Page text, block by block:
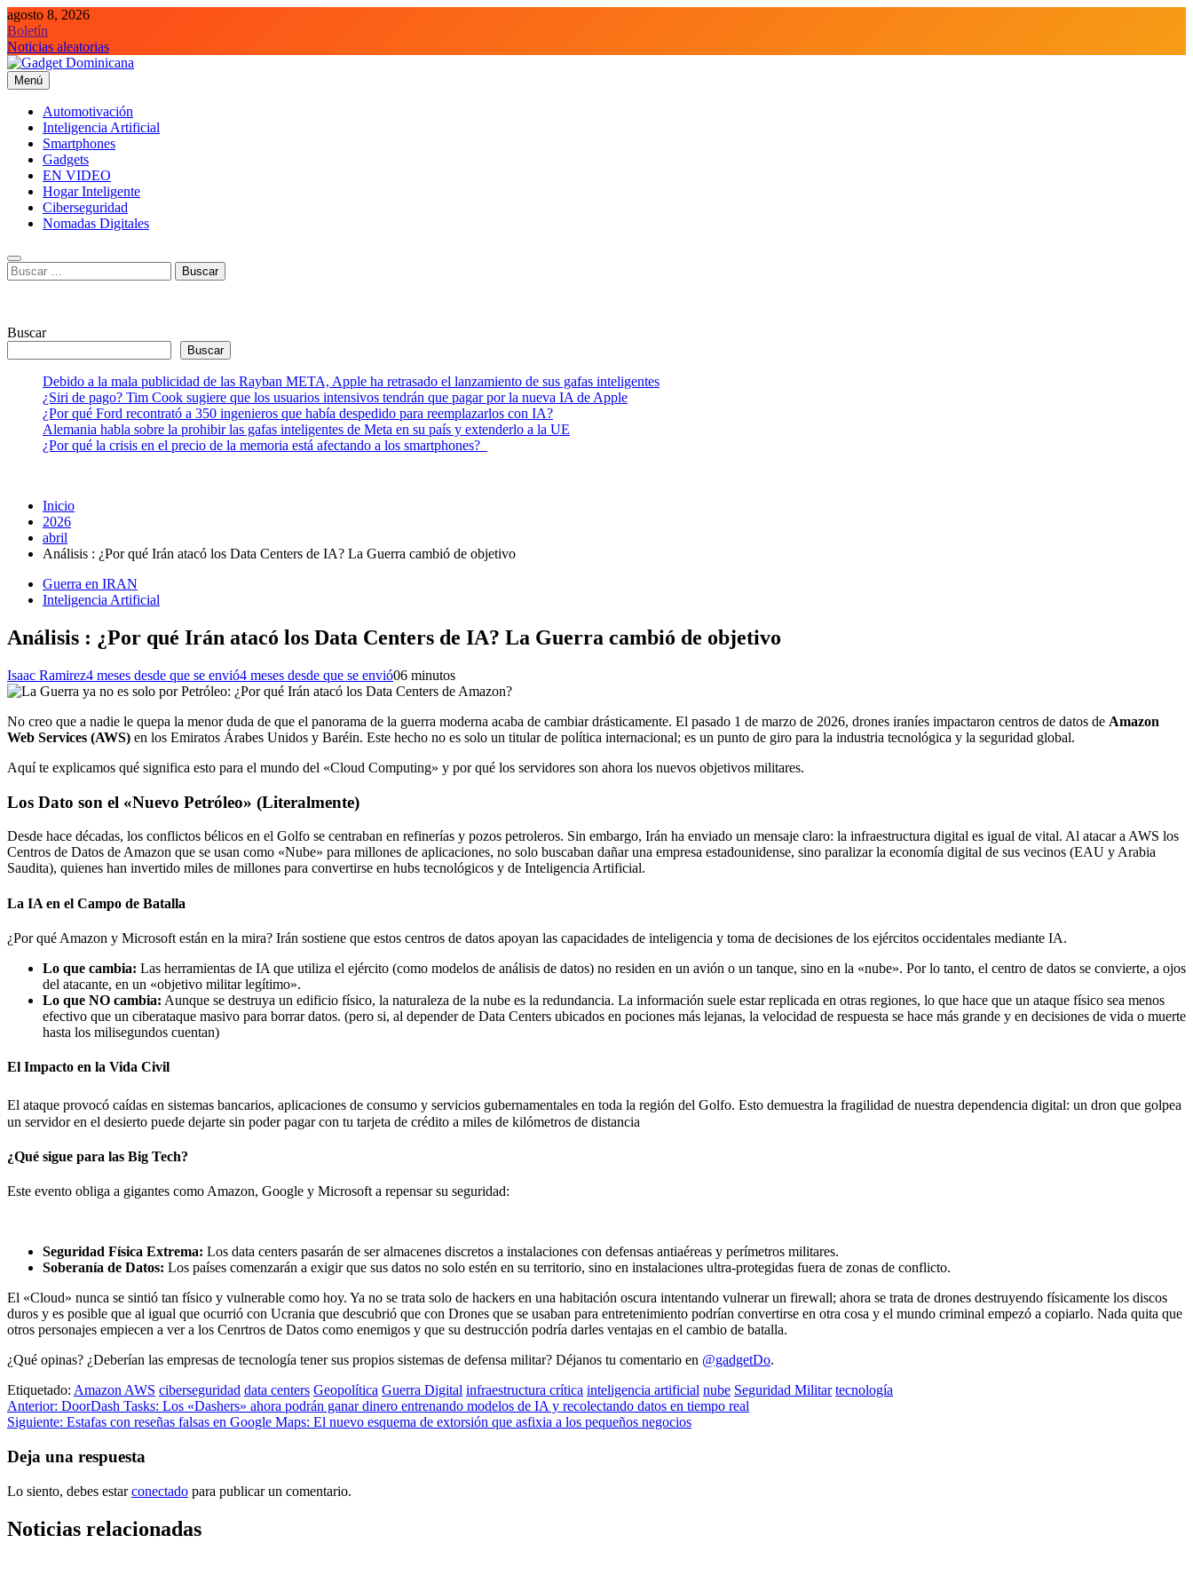
Saltar
al
contenido
agosto 8, 2026
Boletín
Noticias aleatorias
Gadget Dominicana
Gadgets, Autos y Tecnología de consumo
Menú
Automotivación
Inteligencia Artificial
Smartphones
Gadgets
EN VIDEO
Hogar Inteligente
Ciberseguridad
Nomadas Digitales
Buscar:
Buscar
Buscar
Debido a la mala publicidad de las Rayban META, Apple ha retrasado el lanzamiento de sus gafas inteligentes
¿Siri de pago? Tim Cook sugiere que los usuarios intensivos tendrán que pagar por la nueva IA de Apple
¿Por qué Ford recontrató a 350 ingenieros que había despedido para reemplazarlos con IA?
Alemania habla sobre la prohibir las gafas inteligentes de Meta en su país y extenderlo a la UE
¿Por qué la crisis en el precio de la memoria está afectando a los smartphones?
Inicio
2026
abril
Análisis : ¿Por qué Irán atacó los Data Centers de IA? La Guerra cambió de objetivo
Guerra en IRAN
Inteligencia Artificial
Análisis : ¿Por qué Irán atacó los Data Centers de IA? La Guerra cambió de objetivo
Isaac Ramirez4 meses desde que se envió4 meses desde que se envió06 minutos
No creo que a nadie le quepa la menor duda de que el panorama de la guerra moderna acaba de cambiar drásticamente. El pasado 1 de marzo de 2026, drones iraníes impactaron centros de datos de Amazon
Web Services (AWS) en los Emiratos Árabes Unidos y Baréin. Este hecho no es solo un titular de política internacional; es un punto de giro para la industria tecnológica y la seguridad global.
Aquí te explicamos qué significa esto para el mundo del «Cloud Computing» y por qué los servidores son ahora los nuevos objetivos militares.
Los Dato son el «Nuevo Petróleo» (Literalmente)
Desde hace décadas, los conflictos bélicos en el Golfo se centraban en refinerías y pozos petroleros. Sin embargo, Irán ha enviado un mensaje claro: la infraestructura digital es igual de vital. Al atacar a AWS los
Centros de Datos de Amazon que se usan como «Nube» para millones de aplicaciones, no solo buscaban dañar una empresa estadounidense, sino paralizar la economía digital de sus vecinos (EAU y Arabia
Saudita), quienes han invertido miles de millones para convertirse en hubs tecnológicos y de Inteligencia Artificial.
La IA en el Campo de Batalla
¿Por qué Amazon y Microsoft están en la mira? Irán sostiene que estos centros de datos apoyan las capacidades de inteligencia y toma de decisiones de los ejércitos occidentales mediante IA.
Lo que cambia: Las herramientas de IA que utiliza el ejército (como modelos de análisis de datos) no residen en un avión o un tanque, sino en la «nube». Por lo tanto, el centro de datos se convierte, a ojos
del atacante, en un «objetivo militar legítimo».
Lo que NO cambia: Aunque se destruya un edificio físico, la naturaleza de la nube es la redundancia. La información suele estar replicada en otras regiones, lo que hace que un ataque físico sea menos
efectivo que un ciberataque masivo para borrar datos. (pero si, al depender de Data Centers ubicados en pociones más lejanas, la velocidad de respuesta se hace más grande y en decisiones de vida o muerte
hasta los milisegundos cuentan)
El Impacto en la Vida Civil
El ataque provocó caídas en sistemas bancarios, aplicaciones de consumo y servicios gubernamentales en toda la región del Golfo. Esto demuestra la fragilidad de nuestra dependencia digital: un dron que golpea
un servidor en el desierto puede dejarte sin poder pagar con tu tarjeta de crédito a miles de kilómetros de distancia
¿Qué sigue para las Big Tech?
Este evento obliga a gigantes como Amazon, Google y Microsoft a repensar su seguridad:
Seguridad Física Extrema: Los data centers pasarán de ser almacenes discretos a instalaciones con defensas antiaéreas y perímetros militares.
Soberanía de Datos: Los países comenzarán a exigir que sus datos no solo estén en su territorio, sino en instalaciones ultra-protegidas fuera de zonas de conflicto.
El «Cloud» nunca se sintió tan físico y vulnerable como hoy. Ya no se trata solo de hackers en una habitación oscura intentando vulnerar un firewall; ahora se trata de drones destruyendo físicamente los discos
duros y es posible que al igual que ocurrió con Ucrania que descubrió que con Drones que se usaban para entretenimiento podrían convertirse en otra cosa y el mundo criminal empezó a copiarlo. Nada quita que
otros personajes empiecen a ver a los Cenrtros de Datos como enemigos y que su destrucción podría darles ventajas en el cambio de batalla.
¿Qué opinas? ¿Deberían las empresas de tecnología tener sus propios sistemas de defensa militar? Déjanos tu comentario en @gadgetDo.
Etiquetado: Amazon AWS ciberseguridad data centers Geopolítica Guerra Digital infraestructura crítica inteligencia artificial nube Seguridad Militar tecnología
Navegación
de
entradas
Anterior: DoorDash Tasks: Los «Dashers» ahora podrán ganar dinero entrenando modelos de IA y recolectando datos en tiempo real
Siguiente: Estafas con reseñas falsas en Google Maps: El nuevo esquema de extorsión que asfixia a los pequeños negocios
Deja una respuesta
Lo siento, debes estarconectado para publicar un comentario.
Noticias relacionadas